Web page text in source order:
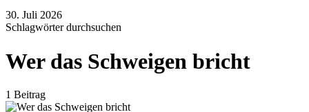
30. Juli 2026
Schlagwörter durchsuchen
Wer das Schweigen bricht
1 Beitrag